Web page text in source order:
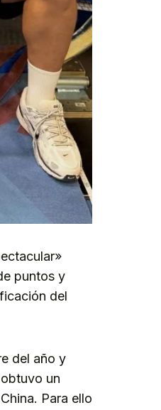
puntos y
del
del año y
un
Para ello